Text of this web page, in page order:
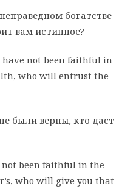
богатстве
вам истинное?
have not been faithful in
who will entrust the
были верны, кто даст
been faithful in the
who will give you that